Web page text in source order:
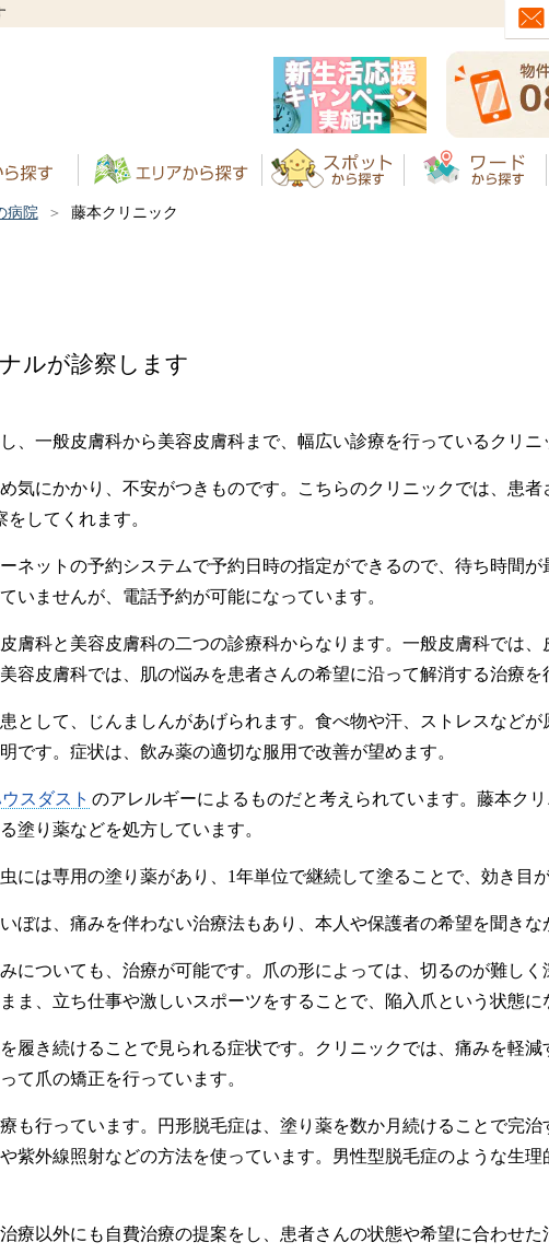
病院 藤本クリニック
ルが診察します
、一般皮膚科から美容皮膚科まで、幅広い診療を行っているクリニ
気にかかり、不安がつきものです。こちらのクリニックでは、患
してくれます。
ネットの予約システムで予約日時の指定ができるので、待ち時間
いませんが、電話予約が可能になっています。
膚科と美容皮膚科の二つの診療科からなります。一般皮膚科では
容皮膚科では、肌の悩みを患者さんの希望に沿って解消する治療を
として、じんましんがあげられます。食べ物や汗、ストレスなど
です。症状は、飲み薬の適切な服用で改善が望めます。
スダスト のアレルギーによるものだと考えられています。藤本ク
塗り薬などを処方しています。
には専用の塗り薬があり、1年単位で継続して塗ることで、効き目
ぼは、痛みを伴わない治療法もあり、本人や保護者の希望を聞きな
についても、治療が可能です。爪の形によっては、切るのが難し
ま、立ち仕事や激しいスポーツをすることで、陥入爪という状態に
履き続けることで見られる症状です。クリニックでは、痛みを軽
て爪の矯正を行っています。
も行っています。円形脱毛症は、塗り薬を数か月続けることで完
紫外線照射などの方法を使っています。男性型脱毛症のような生
療以外にも自費治療の提案をし、患者さんの状態や希望に合わせ